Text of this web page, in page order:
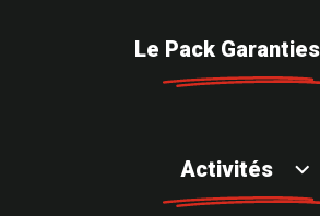
Le Pack Garanties
Activités